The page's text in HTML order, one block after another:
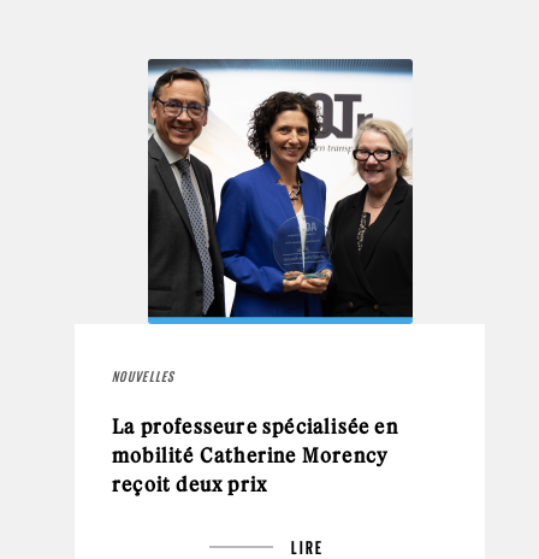
NOUVELLES
La professeure spécialisée en
mobilité Catherine Morency
reçoit deux prix
LIRE